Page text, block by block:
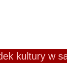
kultury w